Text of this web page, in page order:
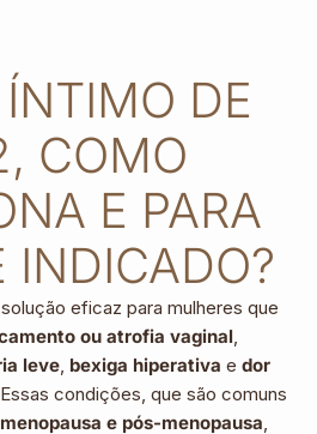
DE
COMO
E PARA
INDICADO?
eficaz para mulheres que
ou atrofia vaginal,
leve, bexiga hiperativa e dor
condições, que são comuns
e pós-menopausa,